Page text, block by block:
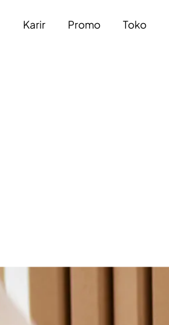
Karir Promo Toko